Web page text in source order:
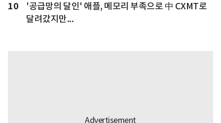
10
'공급망의 달인' 애플, 메모리 부족으로 中 CXMT로
달려갔지만...